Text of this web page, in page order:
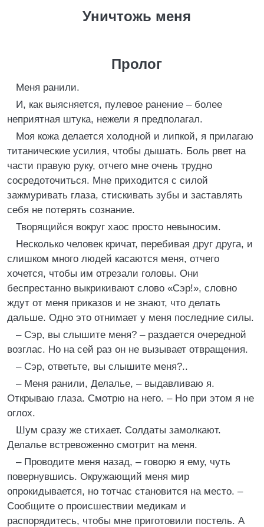
Уничтожь меня
Пролог
Меня ранили.
И, как выясняется, пулевое ранение – более
неприятная штука, нежели я предполагал.
Моя кожа делается холодной и липкой, я прилагаю
титанические усилия, чтобы дышать. Боль рвет на
части правую руку, отчего мне очень трудно
сосредоточиться. Мне приходится с силой
зажмуривать глаза, стискивать зубы и заставлять
себя не потерять сознание.
Творящийся вокруг хаос просто невыносим.
Несколько человек кричат, перебивая друг друга, и
слишком много людей касаются меня, отчего
хочется, чтобы им отрезали головы. Они
беспрестанно выкрикивают слово «Сэр!», словно
ждут от меня приказов и не знают, что делать
дальше. Одно это отнимает у меня последние силы.
– Сэр, вы слышите меня? – раздается очередной
возглас. Но на сей раз он не вызывает отвращения.
– Сэр, ответьте, вы слышите меня?..
– Меня ранили, Делалье, – выдавливаю я.
Открываю глаза. Смотрю на него. – Но при этом я не
оглох.
Шум сразу же стихает. Солдаты замолкают.
Делалье встревоженно смотрит на меня.
– Проводите меня назад, – говорю я ему, чуть
повернувшись. Окружающий меня мир
опрокидывается, но тотчас становится на место. –
Сообщите о происшествии медикам и
распорядитесь, чтобы мне приготовили постель. А